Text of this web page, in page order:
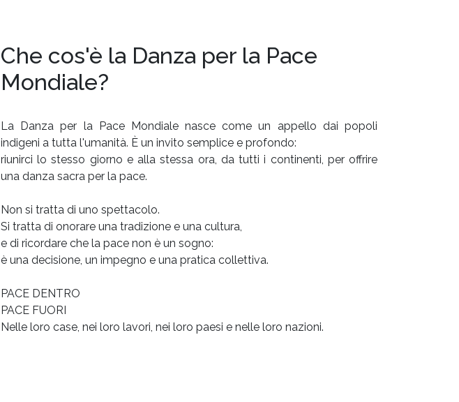
Che cos'è la Danza per la Pace
Mondiale?
La Danza per la Pace Mondiale nasce come un appello dai popoli
indigeni a tutta l'umanità. È un invito semplice e profondo:
riunirci lo stesso giorno e alla stessa ora, da tutti i continenti, per offrire
una danza sacra per la pace.
Non si tratta di uno spettacolo.
Si tratta di onorare una tradizione e una cultura,
e di ricordare che la pace non è un sogno:
è una decisione, un impegno e una pratica collettiva.
PACE DENTRO
PACE FUORI
Nelle loro case, nei loro lavori, nei loro paesi e nelle loro nazioni.